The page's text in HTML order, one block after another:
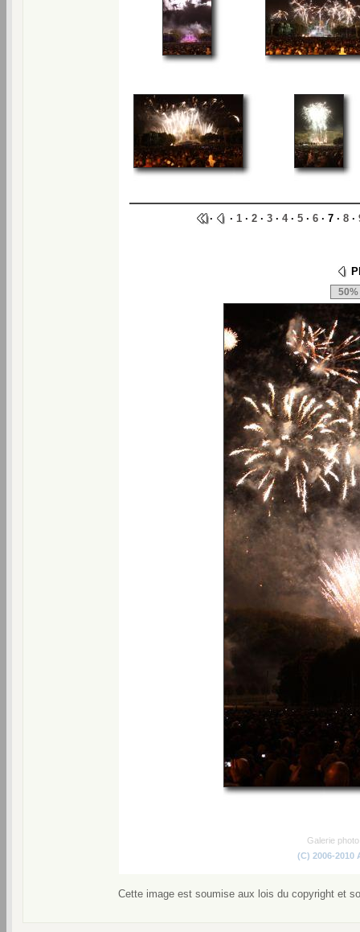
· · 1· 2· 3· 4· 5· 6· 7 · 8·
Galerie
(C) 2006-2010
Cette image est soumise aux lois du copyright et